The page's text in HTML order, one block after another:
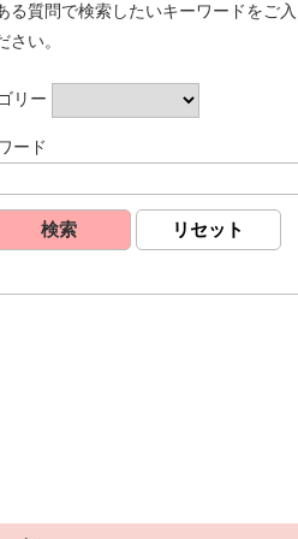
る質問で検索したいキーワードをご入
さい。
リー
ード